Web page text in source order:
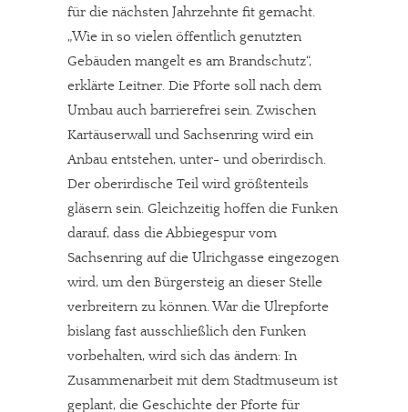
In eigener Sache
Dir gefällt unsere Arbeit?
für die nächsten Jahrzehnte fit gemacht.
„Wie in so vielen öffentlich genutzten
Gebäuden mangelt es am Brandschutz“,
erklärte Leitner. Die Pforte soll nach dem
Umbau auch barrierefrei sein. Zwischen
Kartäuserwall und Sachsenring wird ein
Anbau entstehen, unter- und oberirdisch.
Der oberirdische Teil wird größtenteils
gläsern sein. Gleichzeitig hoffen die Funken
darauf, dass die Abbiegespur vom
Sachsenring auf die Ulrichgasse eingezogen
wird, um den Bürgersteig an dieser Stelle
verbreitern zu können. War die Ulrepforte
bislang fast ausschließlich den Funken
vorbehalten, wird sich das ändern: In
Zusammenarbeit mit dem Stadtmuseum ist
geplant, die Geschichte der Pforte für